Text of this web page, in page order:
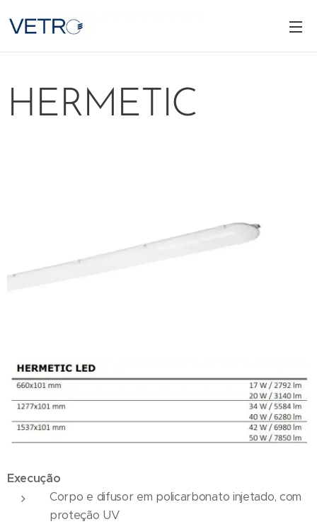
HERMETIC
Execução
Corpo e difusor em policarbonato injetado, com
proteção UV